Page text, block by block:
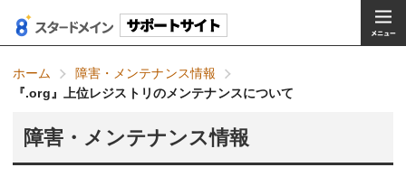
ホーム
障害・メンテナンス情報
『.org』上位レジストリのメンテナンスについて
障害・メンテナンス情報